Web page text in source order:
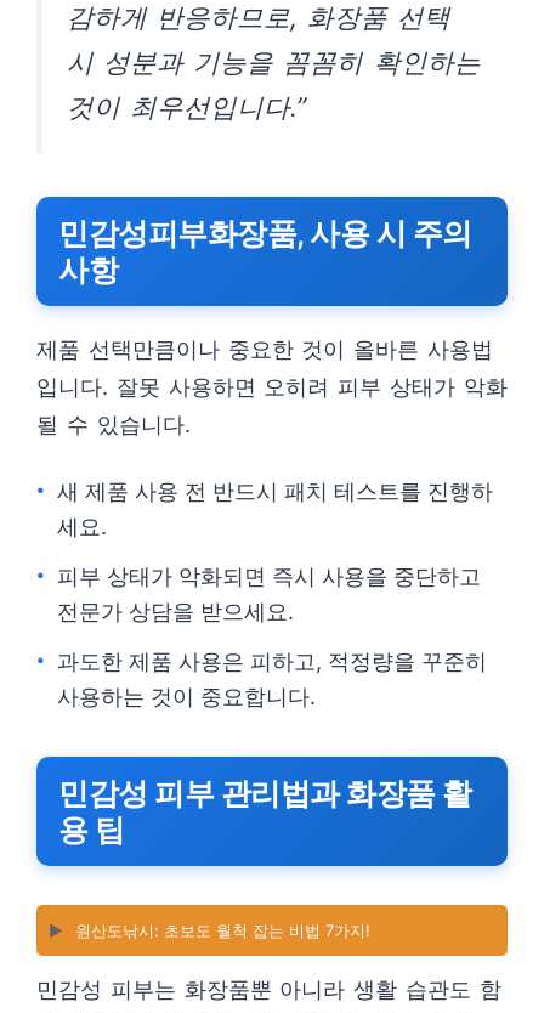
감하게 반응하므로, 화장품 선택
시 성분과 기능을 꼼꼼히 확인하는
것이 최우선입니다.”
민감성피부화장품, 사용 시 주의
사항
제품 선택만큼이나 중요한 것이 올바른 사용법
입니다. 잘못 사용하면 오히려 피부 상태가 악화
될 수 있습니다.
새 제품 사용 전 반드시 패치 테스트를 진행하
세요.
피부 상태가 악화되면 즉시 사용을 중단하고
전문가 상담을 받으세요.
과도한 제품 사용은 피하고, 적정량을 꾸준히
사용하는 것이 중요합니다.
민감성 피부 관리법과 화장품 활
용 팁
▶️ 원산도낚시: 초보도 월척 잡는 비법 7가지!
민감성 피부는 화장품뿐 아니라 생활 습관도 함